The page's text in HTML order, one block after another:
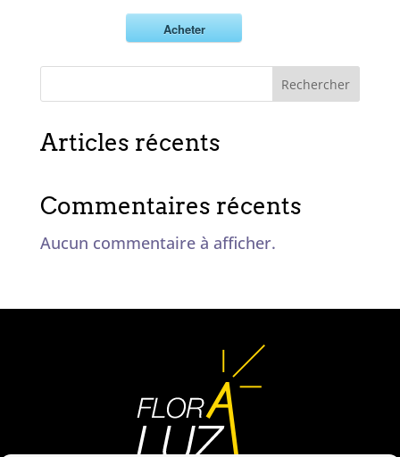
Acheter
Rechercher
Articles récents
Commentaires récents
Aucun commentaire à afficher.